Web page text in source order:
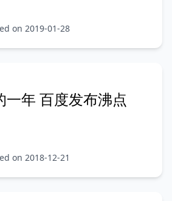
on 2019-01-28
一年 百度发布沸点
on 2018-12-21